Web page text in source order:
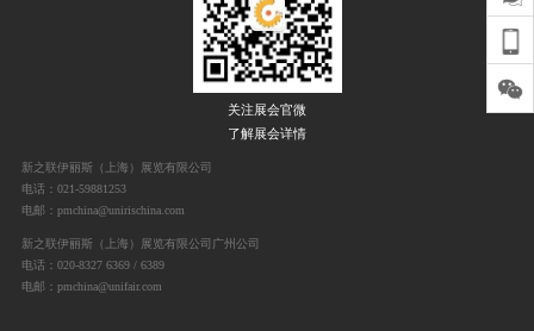
关注展会官微
了解展会详情
新之联伊丽斯（上海）展览有限公司
电话：021-59881253
电邮：pmchina@unirischina.com
新之联伊丽斯（上海）展览有限公司广州公司
电话：020-8327 6369 / 6389
电邮：pmchina@unifair.com